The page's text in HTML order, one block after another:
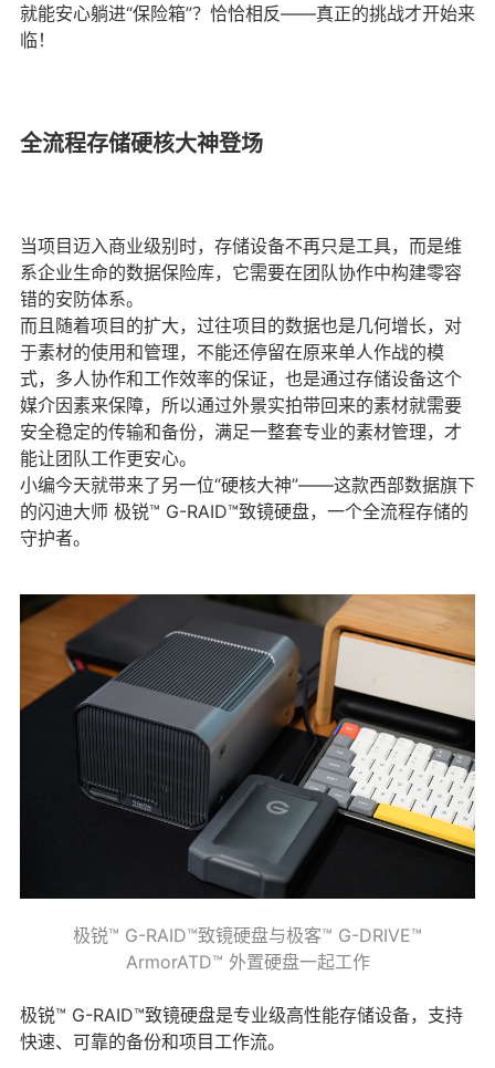
就能安心躺进“保险箱”？恰恰相反——真正的挑战才开始来
临！
全流程存储硬核大神登场
当项目迈入商业级别时，存储设备不再只是工具，而是维
系企业生命的数据保险库，它需要在团队协作中构建零容
错的安防体系。
而且随着项目的扩大，过往项目的数据也是几何增长，对
于素材的使用和管理，不能还停留在原来单人作战的模
式，多人协作和工作效率的保证，也是通过存储设备这个
媒介因素来保障，所以通过外景实拍带回来的素材就需要
安全稳定的传输和备份，满足一整套专业的素材管理，才
能让团队工作更安心。
小编今天就带来了另一位“硬核大神”——这款西部数据旗下
的闪迪大师 极锐™ G-RAID™致镜硬盘，一个全流程存储的
守护者。
极锐™ G-RAID™致镜硬盘与极客™ G-DRIVE™
ArmorATD™ 外置硬盘一起工作
极锐™ G-RAID™致镜硬盘是专业级高性能存储设备，支持
快速、可靠的备份和项目工作流。